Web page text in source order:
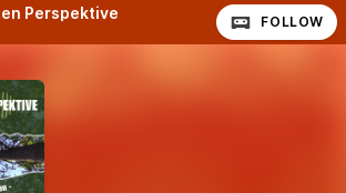
Perspektive FOLLOW